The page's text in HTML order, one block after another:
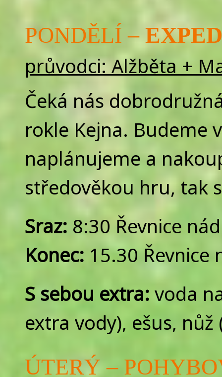
PONDĚLÍ –
průvodci: Alžběta +
Čeká nás
rokle Kejna. Budeme
naplánujeme a
středověkou hru, tak
Sraz: 8:30 Řevnice
Konec: 15.30 Řevnice
S sebou extra: voda
extra vody), ešus,
ÚTERÝ –